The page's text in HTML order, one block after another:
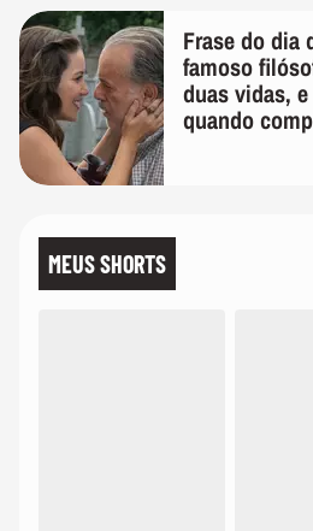
Frase do dia
famoso
duas vidas,
quando
MEUS SHORTS